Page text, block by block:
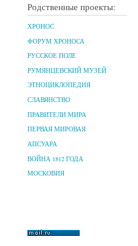
Родственные проекты:
ХРОНОС
ФОРУМ ХРОНОСА
РУССКОЕ ПОЛЕ
РУМЯНЦЕВСКИЙ МУЗЕЙ
ЭТНОЦИКЛОПЕДИЯ
СЛАВЯНСТВО
ПРАВИТЕЛИ МИРА
ПЕРВАЯ МИРОВАЯ
АПСУАРА
ВОЙНА 1812 ГОДА
МОСКОВИЯ